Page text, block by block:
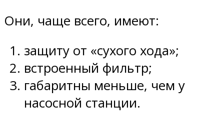
Они, чаще всего, имеют:
защиту от «сухого хода»;
встроенный фильтр;
габаритны меньше, чем у
насосной станции.